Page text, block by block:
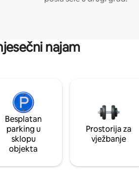
najam
Besplatan
parking u
sklopu
objekta
Prostorija za
vježbanje